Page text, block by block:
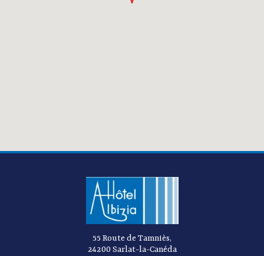
55 Route de Tamniès,
24200 Sarlat-la-Canéda